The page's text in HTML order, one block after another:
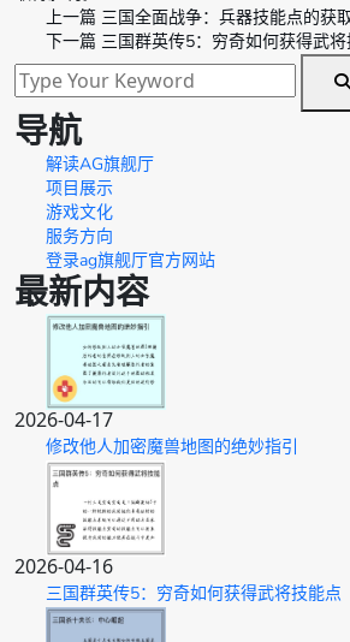
上一篇 三国全面战争：兵器技能点的获
下一篇 三国群英传5：穷奇如何获得武
导航
解读AG旗舰厅
项目展示
游戏文化
服务方向
登录ag旗舰厅官方网站
最新内容
2026-04-17
修改他人加密魔兽地图的绝妙指引
2026-04-16
三国群英传5：穷奇如何获得武将技能点